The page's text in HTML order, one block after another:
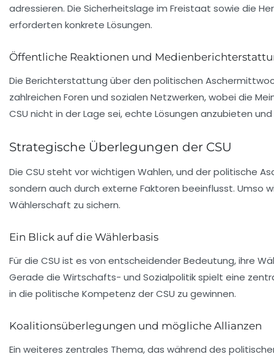
adressieren. Die Sicherheitslage im Freistaat sowie die
erforderten konkrete Lösungen.
Öffentliche Reaktionen und
Die Berichterstattung über den politischen
zahlreichen Foren und sozialen Netzwerken, wobei die
CSU nicht in der Lage sei, echte Lösungen anzubieten
Strategische Überlegungen der CSU
Die CSU steht vor wichtigen Wahlen, und der politische
sondern auch durch externe Faktoren beeinflusst. Umso
Wählerschaft zu sichern.
Ein Blick auf die Wählerbasis
Für die CSU ist es von entscheidender Bedeutung, ihre
Gerade die Wirtschafts- und Sozialpolitikspielt eine
in die politische Kompetenz der CSU zu gewinnen.
Koalitionsüberlegungen und mögliche Allianzen
Ein weiteres zentrales Thema, das während des